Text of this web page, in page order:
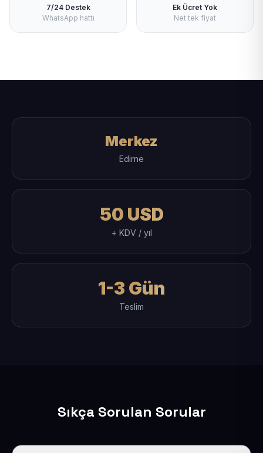
7/24 Destek
WhatsApp hattı
Ek Ücret Yok
Net tek fiyat
Merkez
Edirne
50 USD
+ KDV / yıl
1-3 Gün
Teslim
Sıkça Sorulan Sorular